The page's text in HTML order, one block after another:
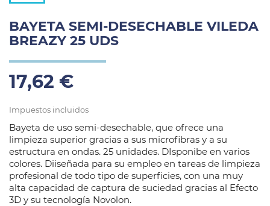
BAYETA SEMI-DESECHABLE VILEDA
BREAZY 25 UDS
17,62 €
Impuestos incluidos
Bayeta de uso semi-desechable, que ofrece una
limpieza superior gracias a sus microfibras y a su
estructura en ondas. 25 unidades. DIsponibe en varios
colores. Diiseñada para su empleo en tareas de limpieza
profesional de todo tipo de superficies, con una muy
alta capacidad de captura de suciedad gracias al Efecto
3D y su tecnología Novolon.